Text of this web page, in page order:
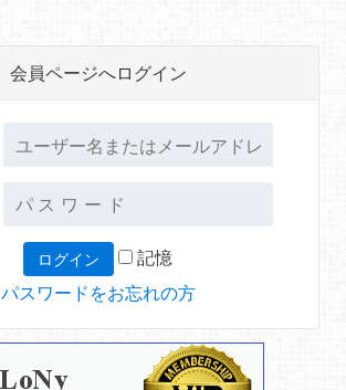
会員ページへログイン
記憶
パスワードをお忘れの方